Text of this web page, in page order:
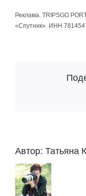
Реклама. TRIPSGO
«Спутник». ИНН
Автор: Татьяна